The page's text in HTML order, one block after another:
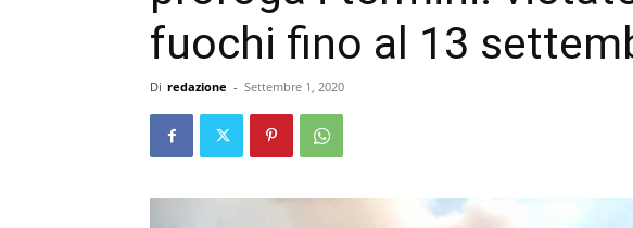
fuochi fino al 13
Di redazione - Settembre 1, 2020